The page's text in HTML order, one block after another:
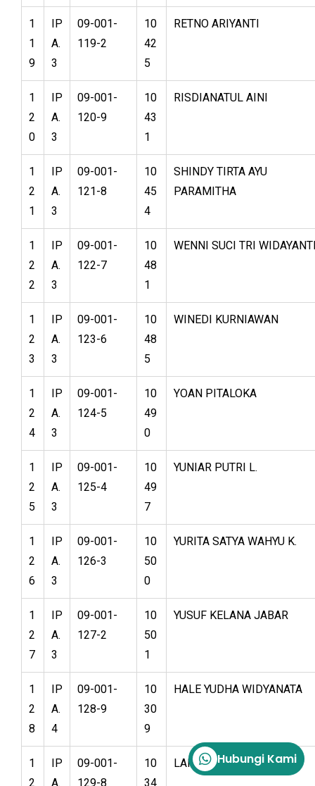
1
1
9
IP
A.
3
09-001-
119-2
10
42
5
RETNO ARIYANTI
1
2
0
IP
A.
3
09-001-
120-9
10
43
1
RISDIANATUL AINI
1
2
1
IP
A.
3
09-001-
121-8
10
45
4
SHINDY TIRTA AYU
PARAMITHA
1
2
2
IP
A.
3
09-001-
122-7
10
48
1
WENNI SUCI TRI
1
2
3
IP
A.
3
09-001-
123-6
10
48
5
WINEDI KURNIAWAN
1
2
4
IP
A.
3
09-001-
124-5
10
49
0
YOAN PITALOKA
1
2
5
IP
A.
3
09-001-
125-4
10
49
7
YUNIAR PUTRI L.
1
2
6
IP
A.
3
09-001-
126-3
10
50
0
YURITA SATYA WAHYU K.
1
2
7
IP
A.
3
09-001-
127-2
10
50
1
YUSUF KELANA JABAR
1
2
8
IP
A.
4
09-001-
128-9
10
30
9
HALE YUDHA WIDYANATA
1
2
IP
A.
09-001-
129-8
10
34
LAILI NUR HAYATI
Hubungi Kami